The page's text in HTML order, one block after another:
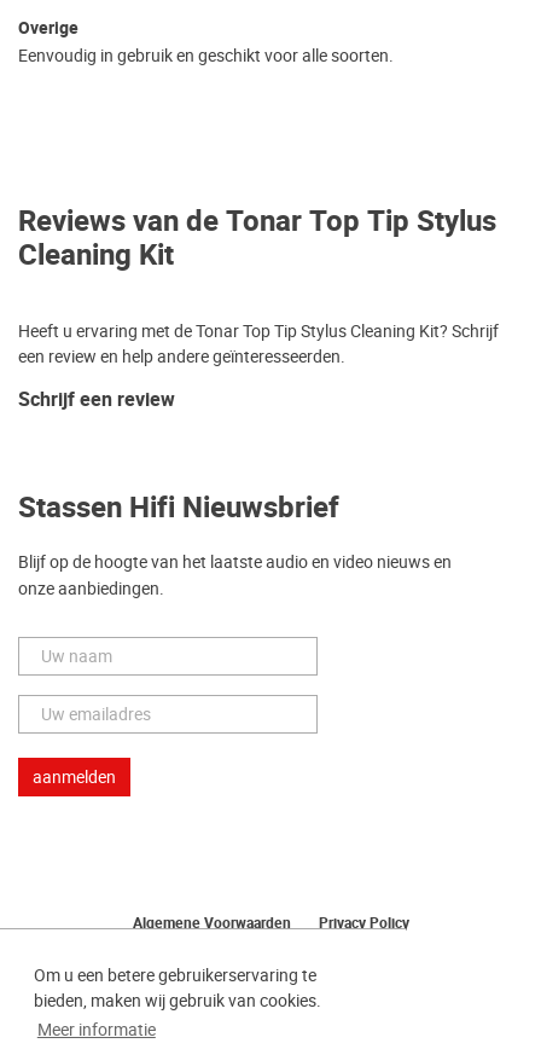
Om u een betere gebruikerservaring te
bieden, maken wij gebruik van cookies.
Meer informatie
Overige
Eenvoudig in gebruik en geschikt voor alle soorten.
Reviews van de Tonar Top Tip Stylus
Cleaning Kit
Heeft u ervaring met de Tonar Top Tip Stylus Cleaning Kit? Schrijf
een review en help andere geïnteresseerden.
Schrijf een review
Stassen Hifi Nieuwsbrief
Blijf op de hoogte van het laatste audio en video nieuws en
onze aanbiedingen.
Algemene Voorwaarden
Privacy Policy